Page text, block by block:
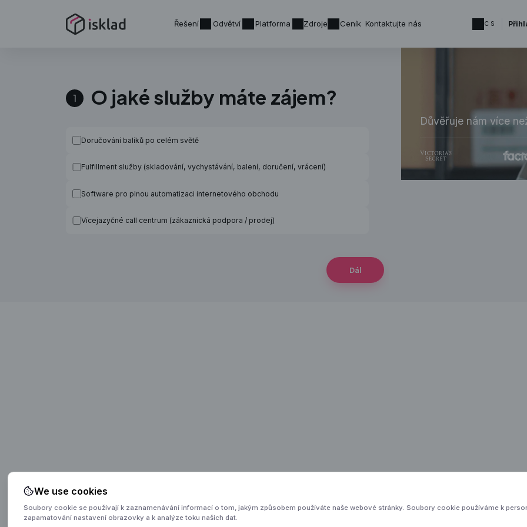
Řešení Odvětví Platforma Zdroje Ceník Kontaktujte nás CS
1 O jaké služby máte zájem?
Doručování balíků po celém světě
Fulfillment služby (skladování, vychystávání, balení, doručení, vrácení)
Software pro plnou automatizaci internetového obchodu
Vícejazyčné call centrum (zákaznická podpora / prodej)
Dál
důvěřuje nám více
We use cookies
Soubory cookie se používají k zaznamenávání informací o tom, jakým způsobem používáte naše webové stránky. Soubory cookie používáme k
zapamatování nastavení obrazovky a k analýze toku našich dat.